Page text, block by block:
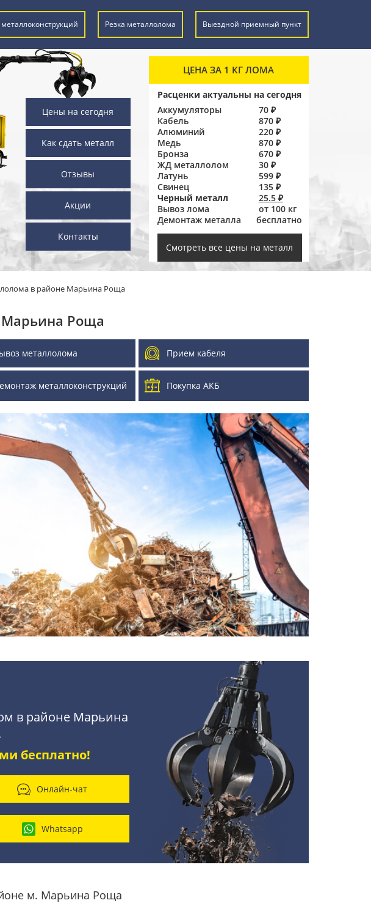
Резка металлолома Выездной приемный пункт
ЦЕНА ЗА 1 КГ ЛОМА
Расценки актуальны на сегодня
Аккумуляторы
70 ₽
Кабель
870 ₽
Алюминий
220 ₽
Медь
870 ₽
Бронза
670 ₽
ЖД металлолом
30 ₽
Латунь
599 ₽
Свинец
135 ₽
Черный металл
25.5 ₽
Вывоз лома
от 100 кг
Демонтаж металла
бесплатно
Смотреть все цены на металл
Цены на сегодня
Как сдать металл
Отзывы
Акции
Контакты
в районе Марьина Роща
Роща
металлолома Прием кабеля
металлоконструкций Покупка АКБ
в районе Марьина
бесплатно!
Онлайн-чат
Whatsapp
м. Марьина Роща